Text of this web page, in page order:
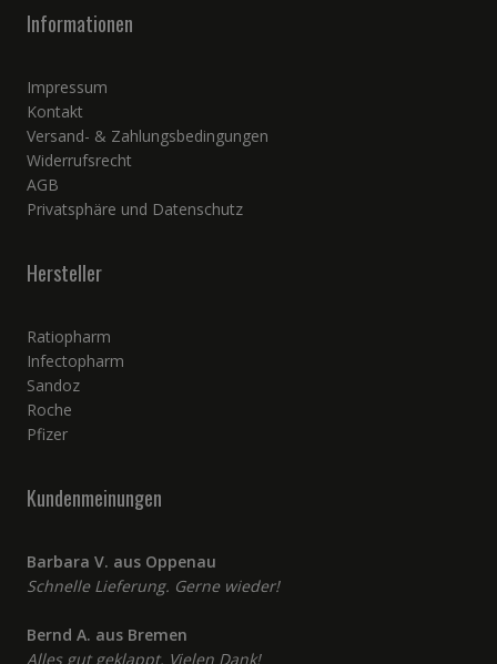
Informationen
Impressum
Kontakt
Versand- & Zahlungsbedingungen
Widerrufsrecht
AGB
Privatsphäre und Datenschutz
Hersteller
Ratiopharm
Infectopharm
Sandoz
Roche
Pfizer
Kundenmeinungen
Barbara V. aus Oppenau
Schnelle Lieferung. Gerne wieder!
Bernd A. aus Bremen
Alles gut geklappt. Vielen Dank!